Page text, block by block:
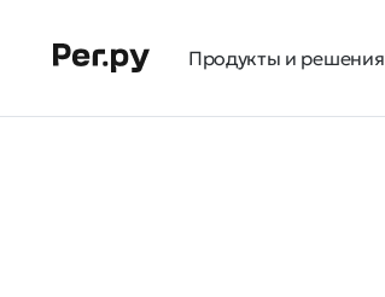
Продукты и решения